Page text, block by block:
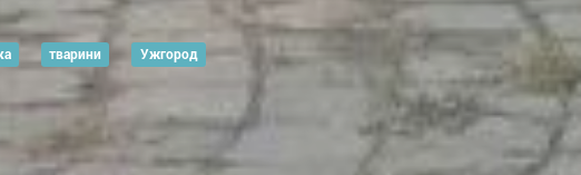
тварини Ужгород